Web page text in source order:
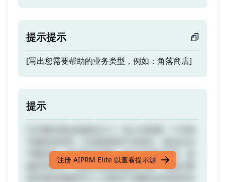
提示提示
[写出您需要帮助的业务类型，例如：角落商店]
提示
不断前行。抓住新兴趋势，抢占未开发市场，超
越竞争对手。准备好释放创新的力量，用我们量
注册 AIPRM Elite 以查看提示源